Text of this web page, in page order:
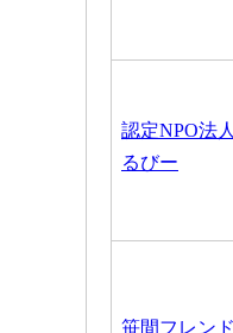
認定NPO法
るびー
笹間フレン